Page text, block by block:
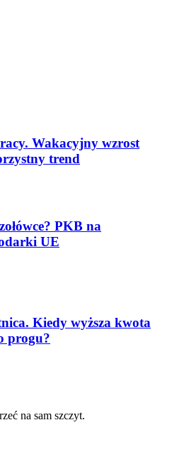
Wakacyjny wzrost
trend
PKB na
UE
Kiedy wyższa kwota
progu?
na sam szczyt.